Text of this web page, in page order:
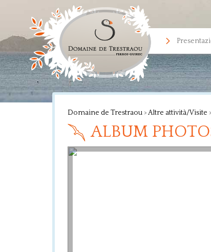
Domaine de Trestraou >Altre attività/Visite >
ALBUM